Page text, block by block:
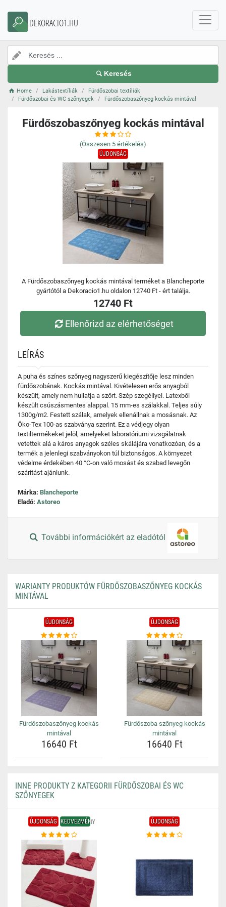
DEKORACIO1.HU
Keresés
Home Lakástextíliák
Fürdőszobai textíliák
Fürdőszobai és WC szőnyegek
Fürdőszobaszőnyeg kockás mintával
Fürdőszobaszőnyeg kockás mintával
(Összesen 5 értékelés)
ÚJDONSÁG
A Fürdőszobaszőnyeg kockás mintával terméket a Blancheporte
gyártótól a Dekoracio1.hu oldalon 12740 Ft - ért találja.
12740 Ft
Ellenőrizd az elérhetőséget
LEÍRÁS
A puha és színes szőnyeg nagyszerű kiegészítője lesz minden
fürdőszobának. Kockás mintával. Kivételesen erős anyagból
készült, amely nem hullatja a szőrt. Szép szegéllyel. Latexből
készült csúszásmentes alappal. 15 mm-es szálakkal. Teljes súly
1300g/m2. Festett szálak, amelyek ellenállnak a mosásnak. Az
Öko-Tex 100-as szabványa szerint. Ez a védjegy olyan
textiltermékeket jelöl, amelyeket laboratóriumi vizsgálatnak
vetettek alá a káros anyagok széles skálájára vonatkozóan, és a
termék a jelenlegi szabványokon túl biztonságos. A környezet
védelme érdekében 40 °C-on való mosást és szabad levegőn
szárítást ajánlunk.
Márka: Blancheporte
Eladó: Astoreo
További információkért az eladótól
WARIANTY PRODUKTÓW FÜRDŐSZOBASZŐNYEG KOCKÁS
MINTÁVAL
ÚJDONSÁG
Fürdőszobaszőnyeg kockás
mintával
16640 Ft
ÚJDONSÁG
Fürdőszoba szőnyeg kockás
mintával
16640 Ft
INNE PRODUKTY Z KATEGORII FÜRDŐSZOBAI ÉS WC
SZŐNYEGEK
ÚJDONSÁG KEDVEZMÉNY ÚJDONSÁG